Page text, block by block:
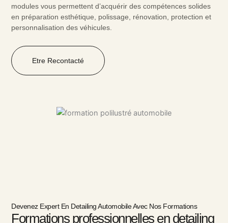
modules vous permettent d’acquérir des compétences solides
en préparation esthétique, polissage, rénovation, protection et
personnalisation des véhicules.
Etre Recontacté
Devenez Expert En Detailing Automobile Avec Nos Formations
Formations professionnelles en detailing